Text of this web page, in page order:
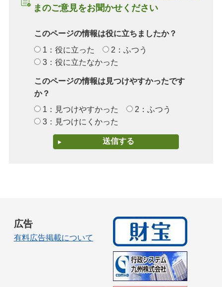
まのご意見をお聞かせください
このページの情報は役に立ちましたか？
1：役に立った
2：ふつう
3：役に立たなかった
このページの情報は見つけやすかったです
か？
1：見つけやすかった
2：ふつう
3：見つけにくかった
広告
有料広告掲載について